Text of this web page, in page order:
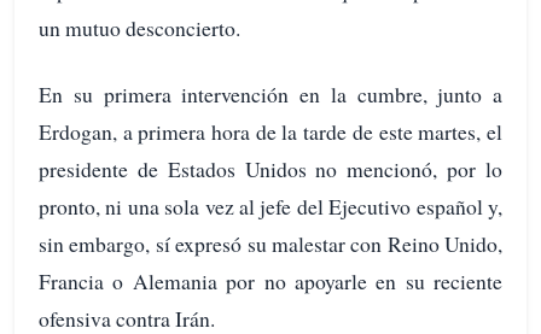
un mutuo desconcierto.
En su primera intervención en la cumbre, junto a
Erdogan, a primera hora de la tarde de este martes, el
presidente de Estados Unidos no mencionó, por lo
pronto, ni una sola vez al jefe del Ejecutivo español y,
sin embargo, sí expresó su malestar con Reino Unido,
Francia o Alemania por no apoyarle en su reciente
ofensiva contra Irán.